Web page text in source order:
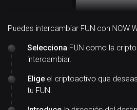
Puedes intercambiar FUN con NOW
Selecciona FUN como la
intercambiar.
Elige el criptoactivo que
tu FUN.